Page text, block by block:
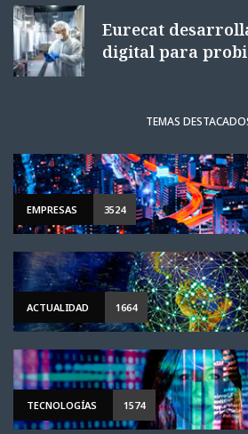
Eurecat
digital para
TEMAS
EMPRESAS 3524
ACTUALIDAD 1664
TECNOLOGÍAS 1574